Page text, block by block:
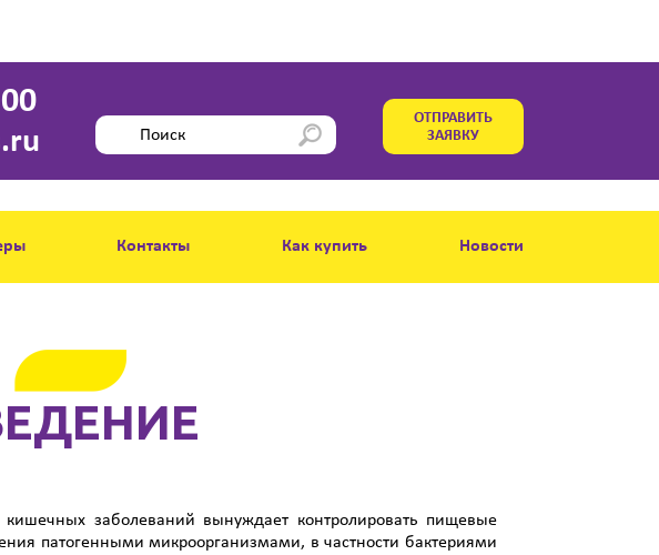
ОТПРАВИТЬ
ЗАЯВКУ
Контакты Как купить Новости
заболеваний вынуждает контролировать пищевые
патогенными микроорганизмами, в частности бактериями